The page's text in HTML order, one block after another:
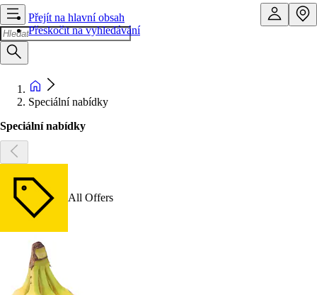
Přejít na hlavní obsah
Přeskočit na vyhledávání
Speciální nabídky
Speciální nabídky
All Offers